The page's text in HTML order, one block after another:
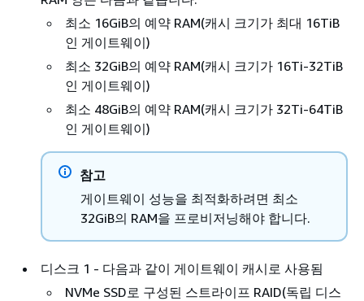
최소 16GiB의 예약 RAM(캐시 크기가 최대 16TiB
인 게이트웨이)
최소 32GiB의 예약 RAM(캐시 크기가 16Ti-32TiB
인 게이트웨이)
최소 48GiB의 예약 RAM(캐시 크기가 32Ti-64TiB
인 게이트웨이)
참고
게이트웨이 성능을 최적화하려면 최소
32GiB의 RAM을 프로비저닝해야 합니다.
디스크 1 - 다음과 같이 게이트웨이 캐시로 사용됨
NVMe SSD로 구성된 스트라이프 RAID(독립 디스